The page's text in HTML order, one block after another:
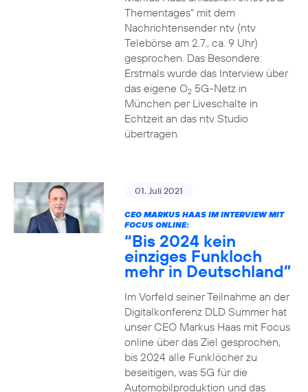
Thementages“ mit dem
Nachrichtensender ntv (ntv
Telebörse am 2.7., ca. 9 Uhr)
gesprochen. Das Besondere:
Erstmals wurde das Interview über
das eigene O25G-Netz in
München per Liveschalte in
Echtzeit an das ntv Studio
übertragen.
01. Juli 2021
CEO MARKUS HAAS IM INTERVIEW MIT
FOCUS ONLINE:
“Bis 2024 kein
einziges Funkloch
mehr in Deutschland”
Im Vorfeld seiner Teilnahme an der
Digitalkonferenz DLD Summer hat
unser CEO Markus Haas mit Focus
online über das Ziel gesprochen,
bis 2024 alle Funklöcher zu
beseitigen, was 5G für die
Automobilproduktion und das